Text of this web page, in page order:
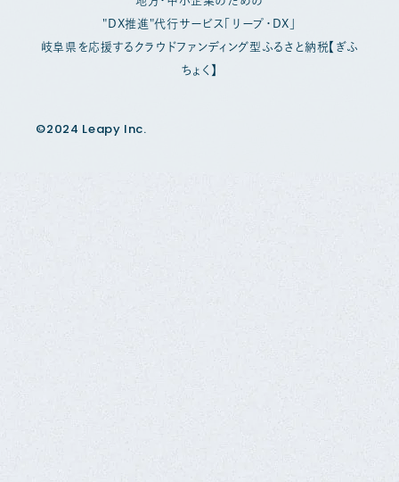
"DX推進"代行サービス「リープ・DX」
岐阜県を応援するクラウドファンディング型ふるさと納税【ぎふ
ちょく】
©2024 Leapy Inc.